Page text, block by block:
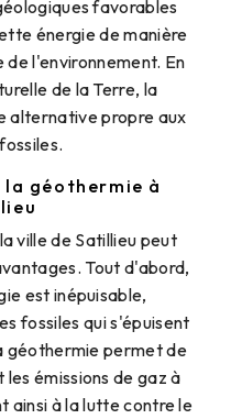
favorables
énergie de manière
l'environnement. En
de la Terre, la
alternative propre aux
la géothermie à
ville de Satillieu peut
Tout d'abord,
est inépuisable,
fossiles qui s'épuisent
géothermie permet de
émissions de gaz à
ainsi à la lutte contre le